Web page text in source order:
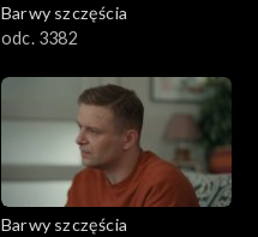
Barwy szczęścia
odc. 3382
Barwy szczęścia